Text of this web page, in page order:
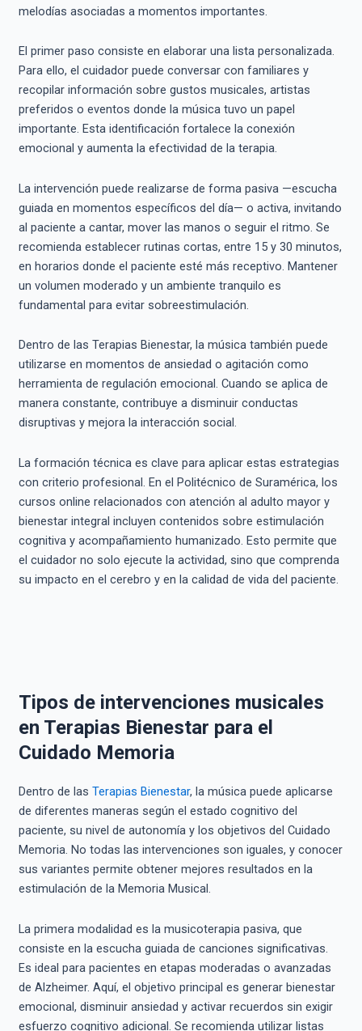
melodías asociadas a momentos importantes.
El primer paso consiste en elaborar una lista personalizada.
Para ello, el cuidador puede conversar con familiares y
recopilar información sobre gustos musicales, artistas
preferidos o eventos donde la música tuvo un papel
importante. Esta identificación fortalece la conexión
emocional y aumenta la efectividad de la terapia.
La intervención puede realizarse de forma pasiva —escucha
guiada en momentos específicos del día— o activa, invitando
al paciente a cantar, mover las manos o seguir el ritmo. Se
recomienda establecer rutinas cortas, entre 15 y 30 minutos,
en horarios donde el paciente esté más receptivo. Mantener
un volumen moderado y un ambiente tranquilo es
fundamental para evitar sobreestimulación.
Dentro de las Terapias Bienestar, la música también puede
utilizarse en momentos de ansiedad o agitación como
herramienta de regulación emocional. Cuando se aplica de
manera constante, contribuye a disminuir conductas
disruptivas y mejora la interacción social.
La formación técnica es clave para aplicar estas estrategias
con criterio profesional. En el Politécnico de Suramérica, los
cursos online relacionados con atención al adulto mayor y
bienestar integral incluyen contenidos sobre estimulación
cognitiva y acompañamiento humanizado. Esto permite que
el cuidador no solo ejecute la actividad, sino que comprenda
su impacto en el cerebro y en la calidad de vida del paciente.
Tipos de intervenciones musicales
en Terapias Bienestar para el
Cuidado Memoria
Dentro de las Terapias Bienestar, la música puede aplicarse
de diferentes maneras según el estado cognitivo del
paciente, su nivel de autonomía y los objetivos del Cuidado
Memoria. No todas las intervenciones son iguales, y conocer
sus variantes permite obtener mejores resultados en la
estimulación de la Memoria Musical.
La primera modalidad es la musicoterapia pasiva, que
consiste en la escucha guiada de canciones significativas.
Es ideal para pacientes en etapas moderadas o avanzadas
de Alzheimer. Aquí, el objetivo principal es generar bienestar
emocional, disminuir ansiedad y activar recuerdos sin exigir
esfuerzo cognitivo adicional. Se recomienda utilizar listas